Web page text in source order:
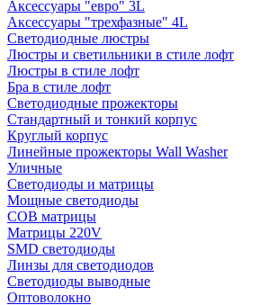
Аксессуары "евро" 3L
Аксессуары "трехфазные" 4L
Светодиодные люстры
Люстры и светильники в стиле лофт
Люстры в стиле лофт
Бра в стиле лофт
Светодиодные прожекторы
Стандартный и тонкий корпус
Круглый корпус
Линейные прожекторы Wall Washer
Уличные
Светодиоды и матрицы
Мощные светодиоды
COB матрицы
Матрицы 220V
SMD светодиоды
Линзы для светодиодов
Светодиоды выводные
Оптоволокно